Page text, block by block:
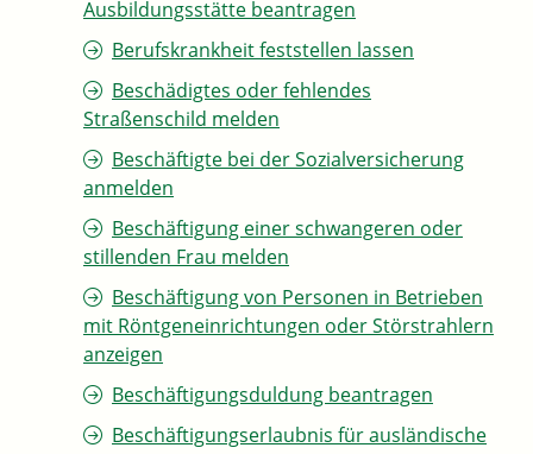
Ausbildungsstätte beantragen
Berufskrankheit feststellen lassen
Beschädigtes oder fehlendes
Straßenschild melden
Beschäftigte bei der Sozialversicherung
anmelden
Beschäftigung einer schwangeren oder
stillenden Frau melden
Beschäftigung von Personen in Betrieben
mit Röntgeneinrichtungen oder Störstrahlern
anzeigen
Beschäftigungsduldung beantragen
Beschäftigungserlaubnis für ausländische